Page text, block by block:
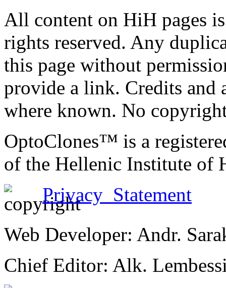
All content on HiH pages
rights reserved. Any
this page without
provide a link. Credits and
where known. No
OptoClones™ is a
of the Hellenic Institute of
Privacy Statement
Web Developer: Andr.
Chief Editor: Alk.